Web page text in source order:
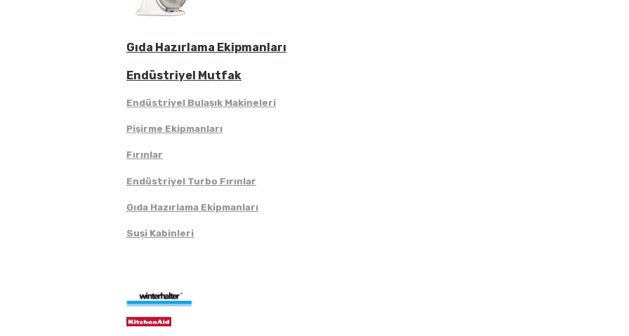
Gıda Hazırlama Ekipmanları
Endüstriyel Mutfak
Endüstriyel Bulaşık Makineleri
Pişirme Ekipmanları
Fırınlar
Endüstriyel Turbo Fırınlar
Gıda Hazırlama Ekipmanları
Suşi Kabinleri